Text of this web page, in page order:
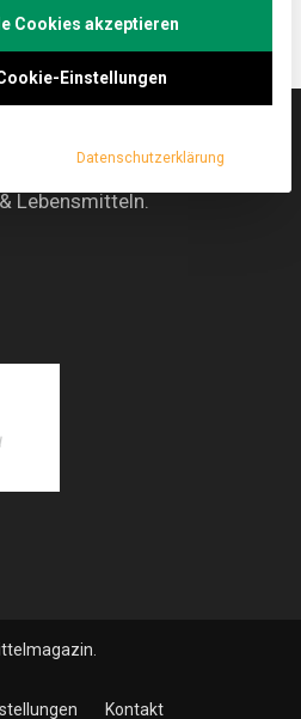
Lebensmitteln.
Kontakt
Cookies akzeptieren
Einstellungen
Datenschutzerklärung